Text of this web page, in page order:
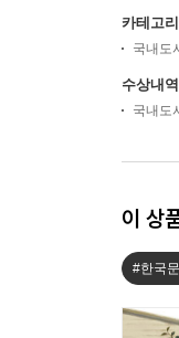
카테고
국내도
수상내
국내도
이 상
#한국